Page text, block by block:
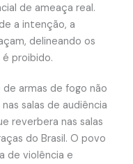
de ameaça real.
a intenção, a
delineando os
proibido.
armas de fogo não
salas de audiência
reverbera nas salas
do Brasil. O povo
de violência e